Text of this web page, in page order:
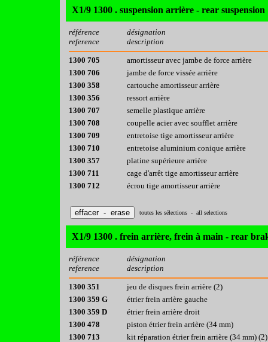
X1/9 1300 . suspension arrière - rear suspension
référence
reference
désignation
description
1300 705
amortisseur avec jambe de force arrière
1300 706
jambe de force vissée arrière
1300 358
cartouche amortisseur arrière
1300 356
ressort arrière
1300 707
semelle plastique arrière
1300 708
coupelle acier avec soufflet arrière
1300 709
entretoise tige amortisseur arrière
1300 710
entretoise aluminium conique arrière
1300 357
platine supérieure arrière
1300 711
cage d'arrêt tige amortisseur arrière
1300 712
écrou tige amortisseur arrière
toutes les sélections - all selections
X1/9 1300 . frein arrière, frein à main - rear
référence
reference
désignation
description
1300 351
jeu de disques frein arrière (2)
1300 359 G
étrier frein arrière gauche
1300 359 D
étrier frein arrière droit
1300 478
piston étrier frein arrière (34 mm)
1300 713
kit réparation étrier frein arrière (34 mm) (2)